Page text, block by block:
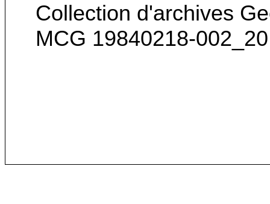
Collection d'archives
MCG 19840218-002_20